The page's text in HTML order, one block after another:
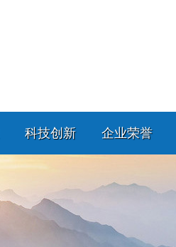
科技创新 企业荣誉